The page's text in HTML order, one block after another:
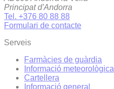
Principat d'Andorra
Tel. +376 80 88 88
Formulari de contacte
Serveis
Farmàcies de guàrdia
Informació meteorològica
Cartellera
Informació general